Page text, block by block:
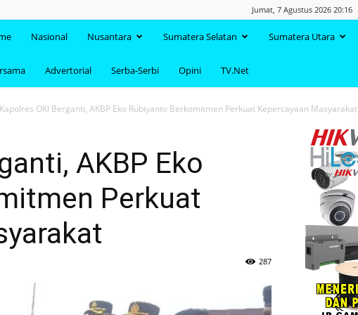
Jumat, 7 Agustus 2026 20:16
Nasional Nusantara Sumatera Selatan Sumatera Utara
Advertorial Serba-Serbi Opini TV.Net
Kapolres OKI Berganti, AKBP Eko Rubiyanto Berkomitmen Perkuat Kepercayaan Masyarakat
AKBP Eko
Perkuat
287